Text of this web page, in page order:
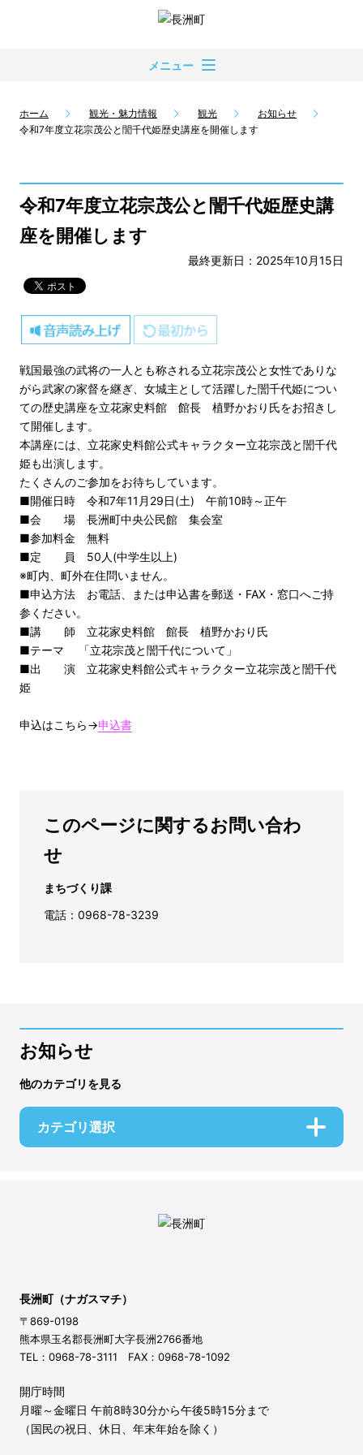
メニュー
ホーム 観光・魅力情報 観光
お知らせ
令和7年度立花宗茂公と誾千代姫歴史講座を開催します
令和7年度立花宗茂公と誾千代姫歴史講
座を開催します
最終更新日：2025年10月15日
戦国最強の武将の一人とも称される立花宗茂公と女性でありな
がら武家の家督を継ぎ、女城主として活躍した誾千代姫につい
ての歴史講座を立花家史料館 館長 植野かおり氏をお招きし
て開催します。
本講座には、立花家史料館公式キャラクター立花宗茂と誾千代
姫も出演します。
たくさんのご参加をお待ちしています。
■開催日時 令和7年11月29日(土) 午前10時～正午
■会 場 長洲町中央公民館 集会室
■参加料金 無料
■定 員 50人(中学生以上)
※町内、町外在住問いません。
■申込方法 お電話、または申込書を郵送・FAX・窓口へご持
参ください。
■講 師 立花家史料館 館長 植野かおり氏
■テーマ 「立花宗茂と誾千代について」
■出 演 立花家史料館公式キャラクター立花宗茂と誾千代
姫
申込はこちら→申込書
このページに関するお問い合わ
せ
まちづくり課
電話：0968-78-3239
お知らせ
他のカテゴリを見る
カテゴリ選択
長洲町（ナガスマチ）
〒869-0198
熊本県玉名郡長洲町大字長洲2766番地
TEL：0968-78-3111 FAX：0968-78-1092
開庁時間
月曜～金曜日 午前8時30分から午後5時15分まで
（国民の祝日、休日、年末年始を除く）